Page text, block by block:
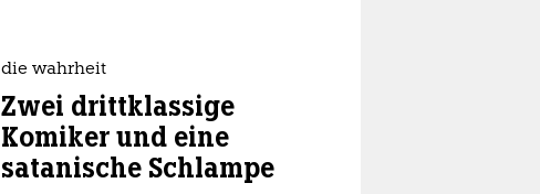
die wahrheit
Zwei drittklassige
Komiker und eine
satanische Schlampe